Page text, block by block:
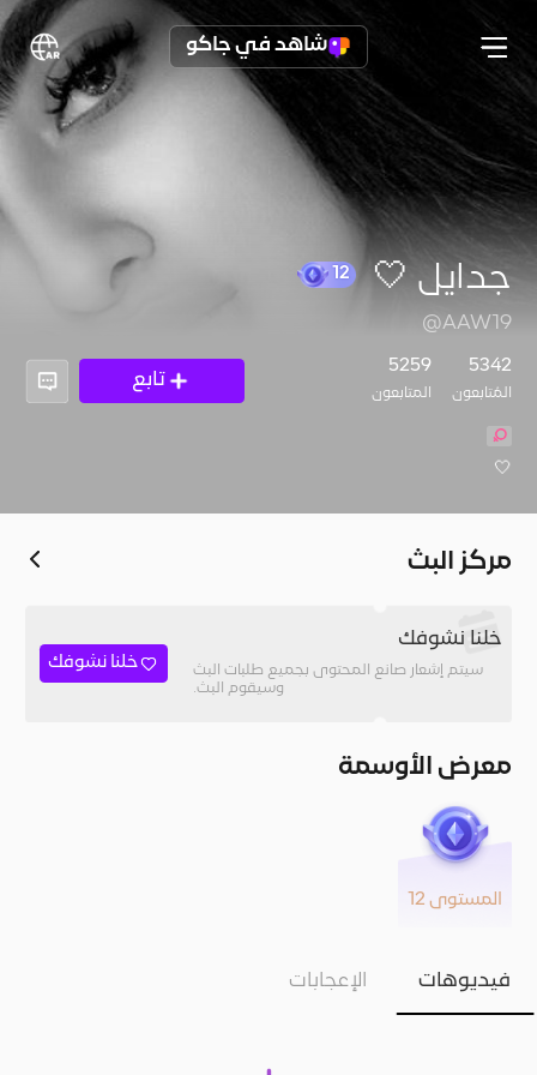
شاهد في جاكو
جدايل 🤍
@AAW19
5342
المُتابعون
5259
المتابعون
تابع
🤍
مركز البث
خلنا نشوفك
سيتم إشعار صانع المحتوى بجميع طلبات البث
وسيقوم البث.
خلنا نشوفك
معرض الأوسمة
المستوى 12
فيديوهات الإعجابات